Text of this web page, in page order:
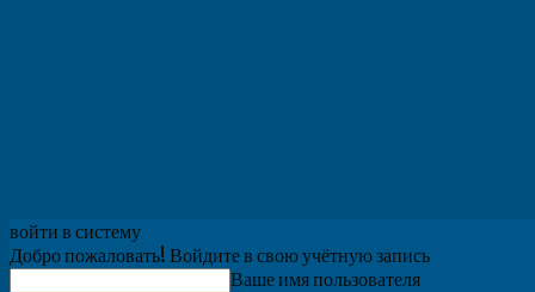
войти в систему
Добро пожаловать! Войдите в свою учётную запись
Ваше имя пользователя